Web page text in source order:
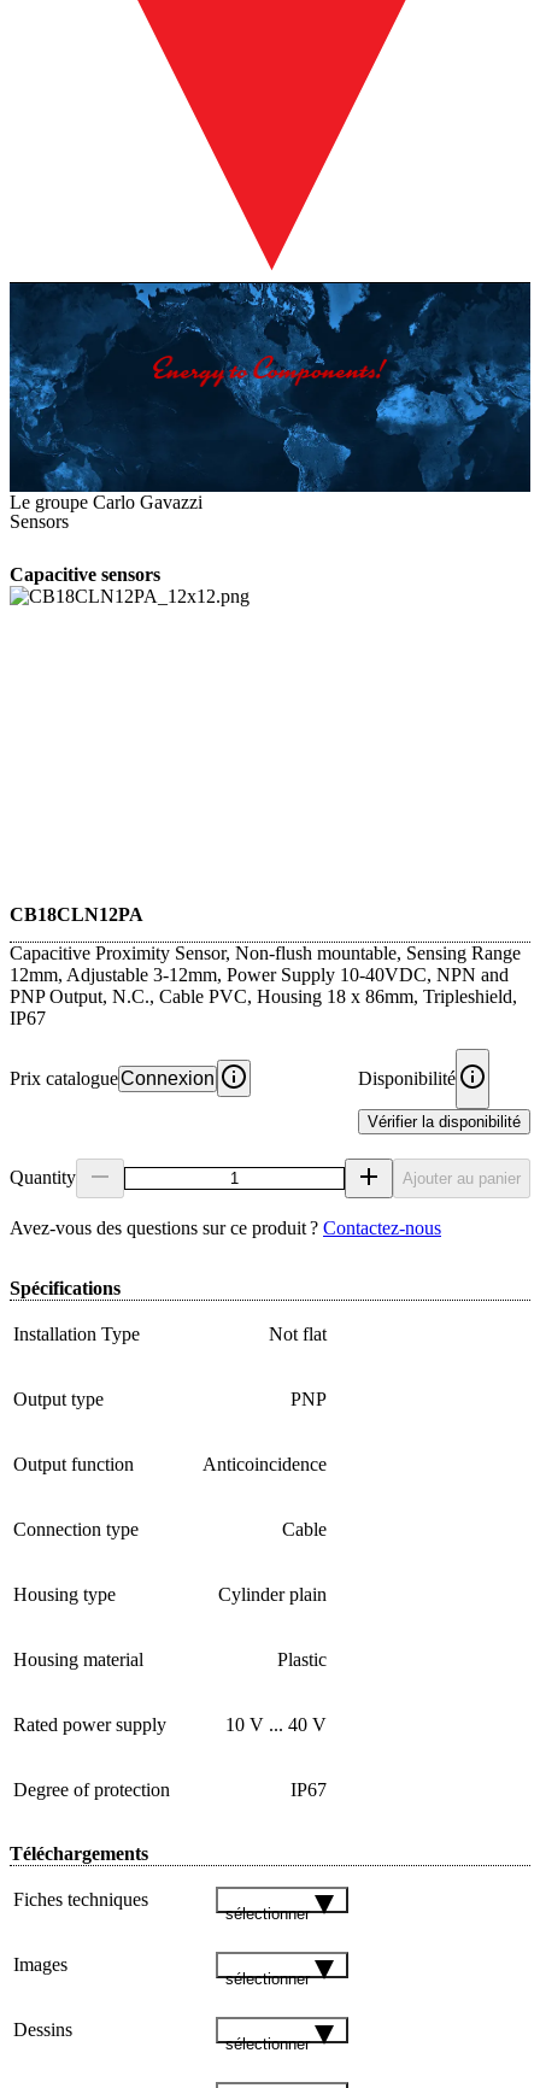
Le groupe Carlo Gavazzi
Sensors
Capacitive sensors
CB18CLN12PA
Capacitive Proximity Sensor, Non-flush mountable, Sensing Range
12mm, Adjustable 3-12mm, Power Supply 10-40VDC, NPN and
PNP Output, N.C., Cable PVC, Housing 18 x 86mm, Tripleshield,
IP67
Prix catalogueConnexion Disponibilité
Vérifier la disponibilité
Quantity Ajouter au panier
Avez‑vous des questions sur ce produit ? Contactez‑nous
Spécifications
Installation Type Not flat
Output type PNP
Output function Anticoincidence
Connection type Cable
Housing type Cylinder plain
Housing material Plastic
Rated power supply 10 V ... 40 V
Degree of protection IP67
Téléchargements
Fiches techniques
sélectionner
Images
sélectionner
Dessins
sélectionner